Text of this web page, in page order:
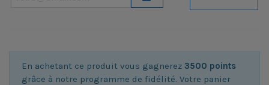
En achetant ce produit vous gagnerez 3500 points
grâce à notre programme de fidélité. Votre panier